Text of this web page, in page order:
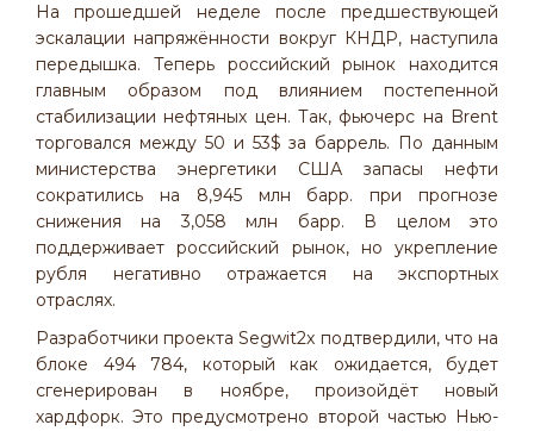
На прошедшей неделе после предшествующей
эскалации напряжённости вокруг КНДР, наступила
передышка. Теперь российский рынок находится
главным образом под влиянием постепенной
стабилизации нефтяных цен. Так, фьючерс на Brent
торговался между 50 и 53$ за баррель. По данным
министерства энергетики США запасы нефти
сократились на 8,945 млн барр. при прогнозе
снижения на 3,058 млн барр. В целом это
поддерживает российский рынок, но укрепление
рубля негативно отражается на экспортных
отраслях.
Разработчики проекта Segwit2x подтвердили, что на
блоке 494 784, который как ожидается, будет
сгенерирован в ноябре, произойдёт новый
хардфорк. Это предусмотрено второй частью Нью-